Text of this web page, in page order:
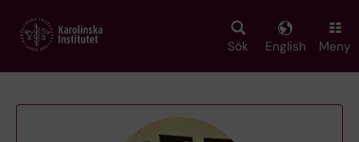
main
Sök English Meny